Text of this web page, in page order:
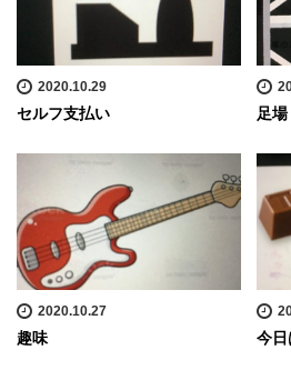
2020.10.29
セルフ支払い 足場
2020.10.27
趣味 今日